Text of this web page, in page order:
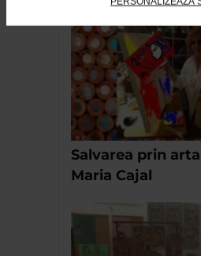
Salvarea prin arta
Maria Cajal